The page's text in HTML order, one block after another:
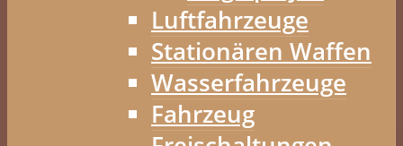
Luftfahrzeuge
Stationären Waffen
Wasserfahrzeuge
Fahrzeug